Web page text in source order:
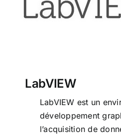
LabVIEW
LabVIEW est un
développement
l’acquisition de